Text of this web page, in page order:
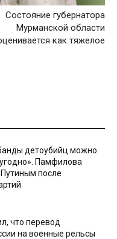
Состояние губернатора
Мурманской области
как тяжелое
детоубийц можно
Памфилова
Путиным после
что перевод
на военные рельсы